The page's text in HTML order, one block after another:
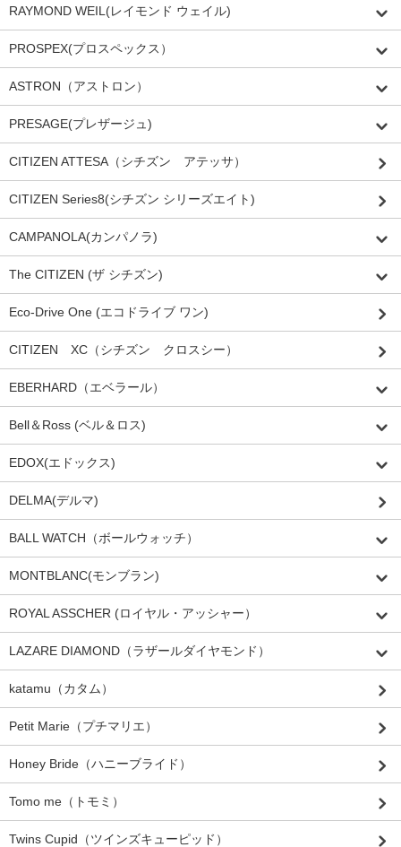
RAYMOND WEIL(レイモンド ウェイル)
PROSPEX(プロスペックス）
ASTRON（アストロン）
PRESAGE(プレザージュ)
CITIZEN ATTESA（シチズン アテッサ）
CITIZEN Series8(シチズン シリーズエイト)
CAMPANOLA(カンパノラ)
The CITIZEN (ザ シチズン)
Eco-Drive One (エコドライブ ワン)
CITIZEN XC（シチズン クロスシー）
EBERHARD（エベラール）
Bell＆Ross (ベル＆ロス)
EDOX(エドックス)
DELMA(デルマ)
BALL WATCH（ボールウォッチ）
MONTBLANC(モンブラン)
ROYAL ASSCHER (ロイヤル・アッシャー）
LAZARE DIAMOND（ラザールダイヤモンド）
katamu（カタム）
Petit Marie（プチマリエ）
Honey Bride（ハニーブライド）
Tomo me（トモミ）
Twins Cupid（ツインズキューピッド）